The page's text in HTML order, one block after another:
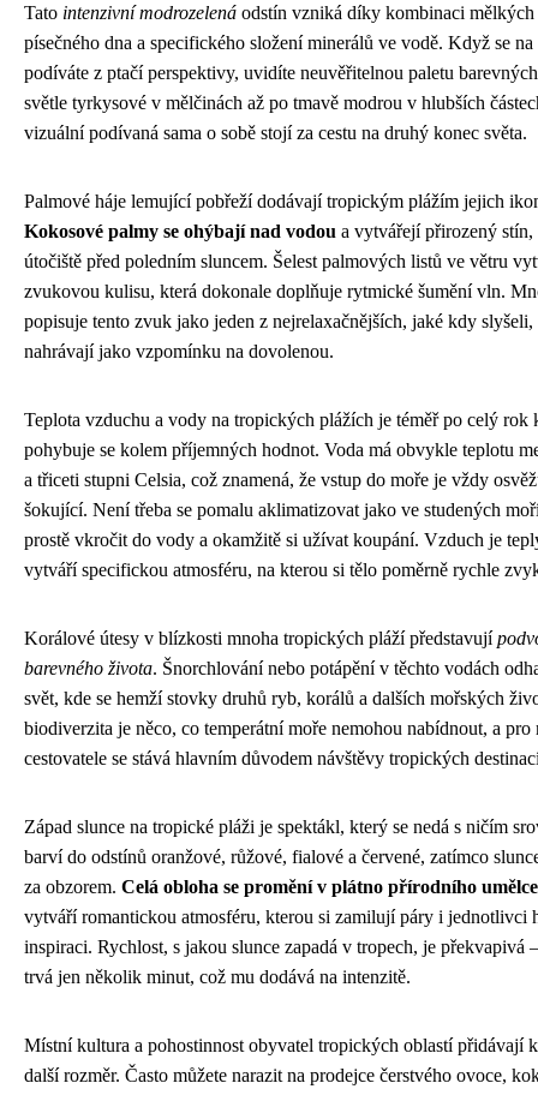
Tato intenzivní modrozelená odstín vzniká díky kombinaci
písečného dna a specifického složení minerálů ve vodě. Když se
podíváte z ptačí perspektivy, uvidíte neuvěřitelnou paletu
světle tyrkysové v mělčinách až po tmavě modrou v hlubších
vizuální podívaná sama o sobě stojí za cestu na druhý konec světa.
Palmové háje lemující pobřeží dodávají tropickým plážím jejich
Kokosové palmy se ohýbají nad vodou a vytvářejí přirozený stín,
útočiště před poledním sluncem. Šelest palmových listů ve větru
zvukovou kulisu, která dokonale doplňuje rytmické šumění vln.
popisuje tento zvuk jako jeden z nejrelaxačnějších, jaké kdy slyšeli,
nahrávají jako vzpomínku na dovolenou.
Teplota vzduchu a vody na tropických plážích je téměř po celý rok
pohybuje se kolem příjemných hodnot. Voda má obvykle teplotu
a třiceti stupni Celsia, což znamená, že vstup do moře je vždy
šokující. Není třeba se pomalu aklimatizovat jako ve studených
prostě vkročit do vody a okamžitě si užívat koupání. Vzduch je
vytváří specifickou atmosféru, na kterou si tělo poměrně rychle
Korálové útesy v blízkosti mnoha tropických pláží představují
barevného života. Šnorchlování nebo potápění v těchto vodách
svět, kde se hemží stovky druhů ryb, korálů a dalších mořských
biodiverzita je něco, co temperátní moře nemohou nabídnout, a pro
cestovatele se stává hlavním důvodem návštěvy tropických
Západ slunce na tropické pláži je spektákl, který se nedá s ničím
barví do odstínů oranžové, růžové, fialové a červené, zatímco
za obzorem. Celá obloha se promění v plátno přírodního umělce
vytváří romantickou atmosféru, kterou si zamilují páry i jednotlivci
inspiraci. Rychlost, s jakou slunce zapadá v tropech, je překvapivá
trvá jen několik minut, což mu dodává na intenzitě.
Místní kultura a pohostinnost obyvatel tropických oblastí přidávají
další rozměr. Často můžete narazit na prodejce čerstvého ovoce,